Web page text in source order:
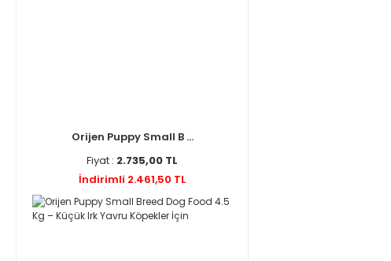
Orijen Puppy Small B ...
Fiyat : 2.735,00 TL
İndirimli 2.461,50 TL